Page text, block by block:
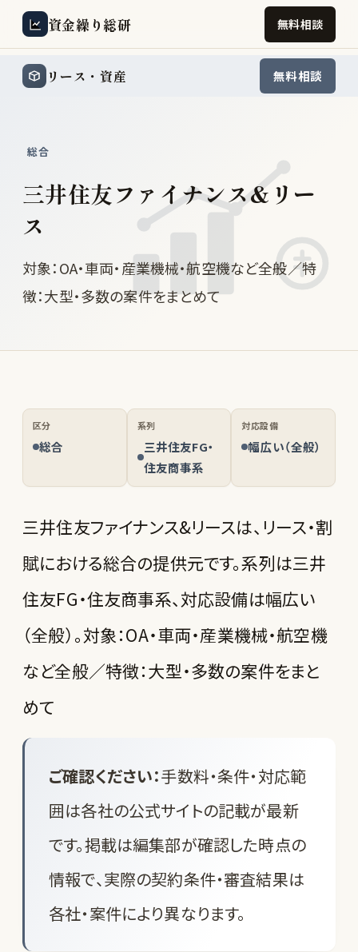
資金繰り総研 無料相談
リース・資産 無料相談
総合
三井住友ファイナンス&リー
ス
対象：OA・車両・産業機械・航空機など全般／特
徴：大型・多数の案件をまとめて
区分
総合
系列
三井住友FG・
住友商事系
対応設備
幅広い（全般）
三井住友ファイナンス&リースは、リース・割
賦における総合の提供元です。系列は三井
住友FG・住友商事系、対応設備は幅広い
（全般）。対象：OA・車両・産業機械・航空機
など全般／特徴：大型・多数の案件をまと
めて
ご確認ください：手数料・条件・対応範
囲は各社の公式サイトの記載が最新
です。掲載は編集部が確認した時点の
情報で、実際の契約条件・審査結果は
各社・案件により異なります。